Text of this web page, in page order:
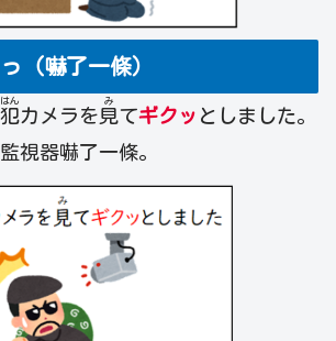
（嚇了一條）
犯
はん
カメラを見
み
てギクッ としました。
視器嚇了一條。